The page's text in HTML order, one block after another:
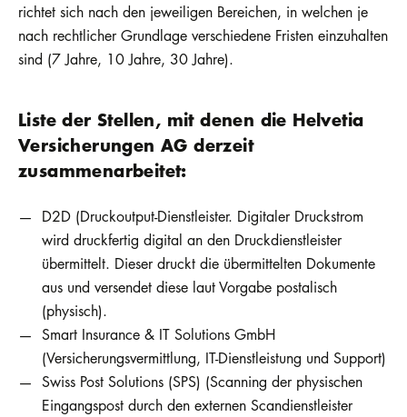
richtet sich nach den jeweiligen Bereichen, in welchen je
nach rechtlicher Grundlage verschiedene Fristen einzuhalten
sind (7 Jahre, 10 Jahre, 30 Jahre).
Liste der Stellen, mit denen die Helvetia
Versicherungen AG derzeit
zusammenarbeitet:
D2D (Druckoutput-Dienstleister. Digitaler Druckstrom
wird druckfertig digital an den Druckdienstleister
übermittelt. Dieser druckt die übermittelten Dokumente
aus und versendet diese laut Vorgabe postalisch
(physisch).
Smart Insurance & IT Solutions GmbH
(Versicherungsvermittlung, IT-Dienstleistung und Support)
Swiss Post Solutions (SPS) (Scanning der physischen
Eingangspost durch den externen Scandienstleister